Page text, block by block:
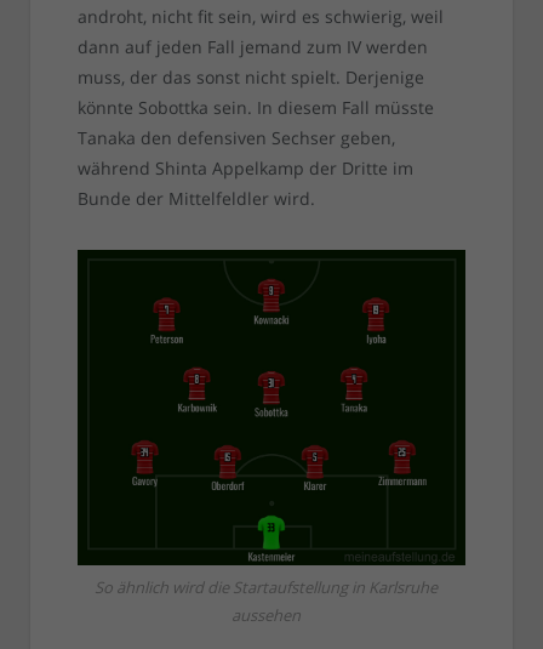
androht, nicht fit sein, wird es schwierig, weil
dann auf jeden Fall jemand zum IV werden
muss, der das sonst nicht spielt. Derjenige
könnte Sobottka sein. In diesem Fall müsste
Tanaka den defensiven Sechser geben,
während Shinta Appelkamp der Dritte im
Bunde der Mittelfeldler wird.
So ähnlich wird die Startaufstellung in Karlsruhe
aussehen